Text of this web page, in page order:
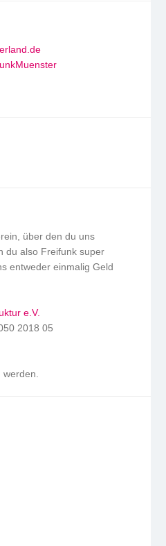
über den du uns
du also Freifunk super
entweder einmalig Geld
e.V.
2018 05
werden.